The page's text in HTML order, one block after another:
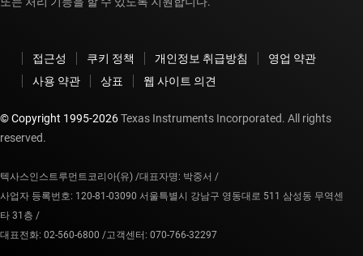
접근성 쿠키 정책 개인정보 취급방침
영업 약관
사용 약관
상표 웹 사이트 의견
© Copyright 1995-2026Texas Instruments Incorporated. All rights
reserved.
텍사스인스트루먼트코리아(유) /대표자명: 박중서 /
사업자 등록번호: 120-81-03090 서울특별시 강남구 영동대로 511 삼성동 무역센
타 31층 /
대표전화: 02-560-6800 /고객센터: 070-766-32297